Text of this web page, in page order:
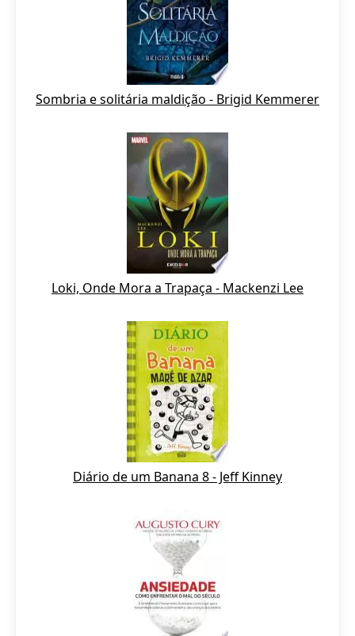
Sombria e solitária maldição - Brigid Kemmerer
Loki, Onde Mora a Trapaça - Mackenzi Lee
Diário de um Banana 8 - Jeff Kinney